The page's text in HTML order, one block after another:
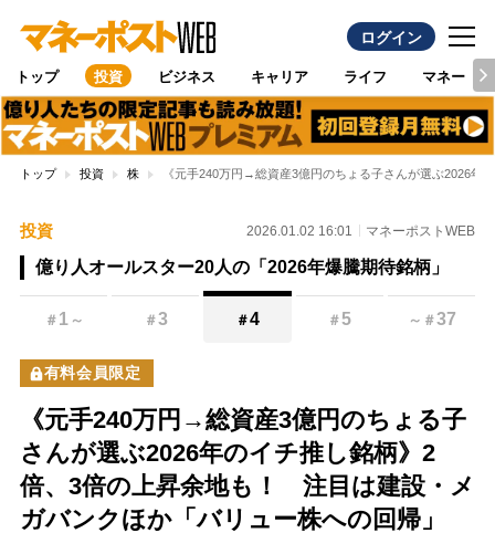
ログイン
トップ 投資 ビジネス キャリア ライフ マネー
トップ 投資 株 《元手240万円→総資産3億円のちょる子さんが選ぶ2026
投資 2026.01.02 16:01 マネーポストWEB
億り人オールスター20人の「2026年爆騰期待銘柄」
＃ 1 ～ ＃3 ＃4 ＃5 ～ ＃37
有料会員限定
《元手240万円→総資産3億円のちょる子
さんが選ぶ2026年のイチ推し銘柄》2
倍、3倍の上昇余地も！ 注目は建設・メ
ガバンクほか「バリュー株への回帰」